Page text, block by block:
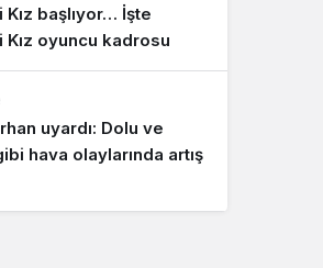
Kız başlıyor… İşte
Kız oyuncu kadrosu
uyardı: Dolu ve
hava olaylarında artış